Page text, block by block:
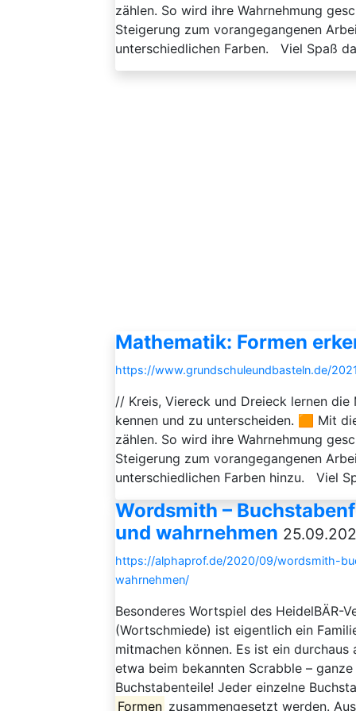
zählen. So wird ihre Wahrnehmung
Steigerung zum vorangegangenen
unterschiedlichen Farben. Viel Spaß
Mathematik: Formen
https://www.grundschuleundbasteln.de/
// Kreis, Viereck und Dreieck lernen
kennen und zu unterscheiden. 🟧 Mit
zählen. So wird ihre Wahrnehmung
Steigerung zum vorangegangenen
unterschiedlichen Farben hinzu. Viel
Wordsmith –
und wahrnehmen
https://alphaprof.de/2020/09/wordsmith-
wahrnehmen/
Besonderes Wortspiel des HeidelBÄR-
(Wortschmiede) ist eigentlich ein
mitmachen können. Es ist ein
etwa beim bekannten Scrabble –
Buchstabenteile! Jeder einzelne
Formen zusammengesetzt werden.